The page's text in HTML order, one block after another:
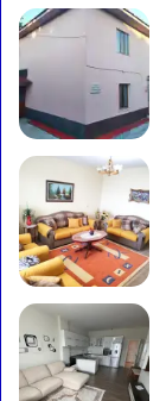
d
u
k
t
o
y
d
y
r
n
e
b
a
g
ë
s
s
ë
r
r
i
t
ë
m
a
j